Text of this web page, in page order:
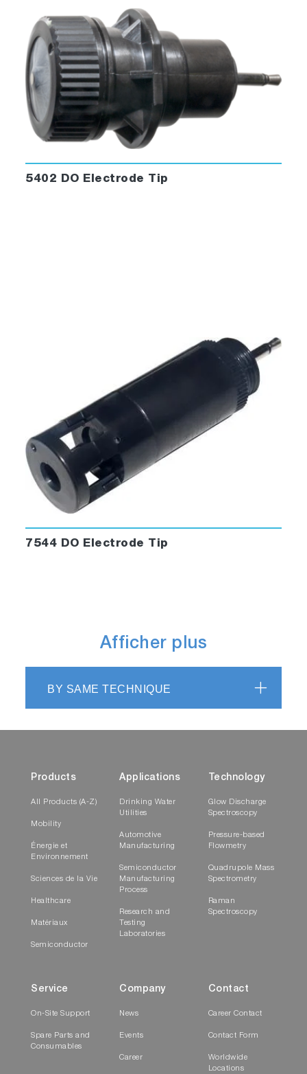
5402 DO Electrode Tip
7544 DO Electrode Tip
Afficher plus
BY SAME TECHNIQUE
Products
All Products (A-Z)
Mobility
Énergie et
Environnement
Sciences de la Vie
Healthcare
Matériaux
Semiconductor
Applications
Drinking Water
Utilities
Automotive
Manufacturing
Semiconductor
Manufacturing
Process
Research and
Testing
Laboratories
Technology
Glow Discharge
Spectroscopy
Pressure-based
Flowmetry
Quadrupole Mass
Spectrometry
Raman
Spectroscopy
Service
On-Site Support
Spare Parts and
Consumables
Company
News
Events
Career
Contact
Career Contact
Contact Form
Worldwide
Locations